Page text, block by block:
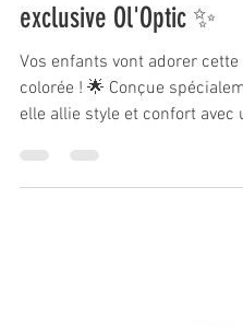
exclusive Ol'Optic ✨
Vos enfants vont adorer cette
colorée ! 🌟 Conçue
elle allie style et confort avec